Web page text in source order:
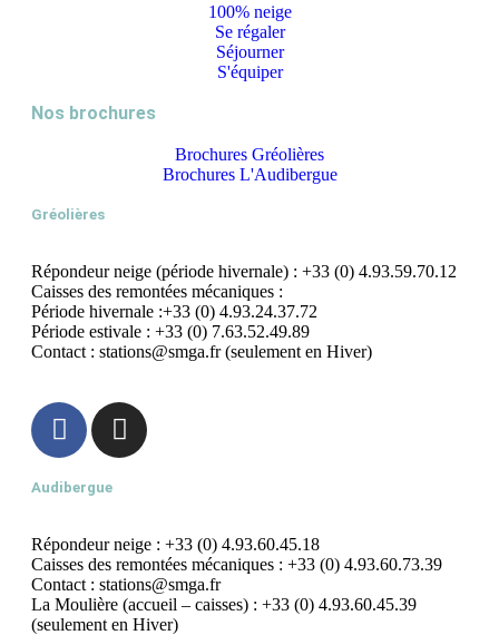
100% neige
Se régaler
Séjourner
S'équiper
Nos brochures
Brochures Gréolières
Brochures L'Audibergue
Gréolières
Répondeur neige (période hivernale) : +33 (0) 4.93.59.70.12
Caisses des remontées mécaniques :
Période hivernale :+33 (0) 4.93.24.37.72
Période estivale : +33 (0) 7.63.52.49.89
Contact : stations@smga.fr (seulement en Hiver)
Audibergue
Répondeur neige : +33 (0) 4.93.60.45.18
Caisses des remontées mécaniques : +33 (0) 4.93.60.73.39
Contact : stations@smga.fr
La Moulière (accueil – caisses) : +33 (0) 4.93.60.45.39
(seulement en Hiver)